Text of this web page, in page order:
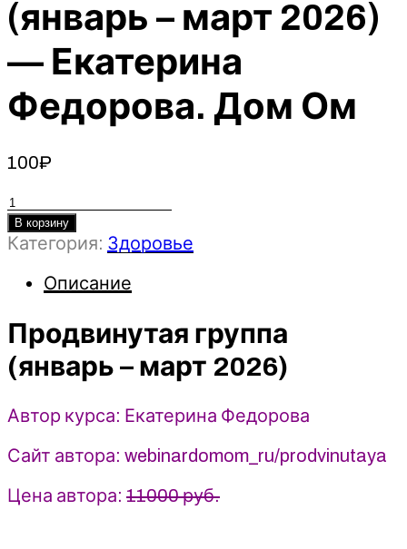
(январь – март 2026)
— Екатерина
Федорова. Дом Ом
100₽
Количество
товара
Продвинутая
(январь
март
2026)
-
Федорова.
Ом
В корзину
Категория: Здоровье
Описание
Продвинутая группа
(январь – март 2026)
Автор курса: Екатерина Федорова
Сайт автора: webinardomom_ru/prodvinutaya
Цена автора: 11000 руб.